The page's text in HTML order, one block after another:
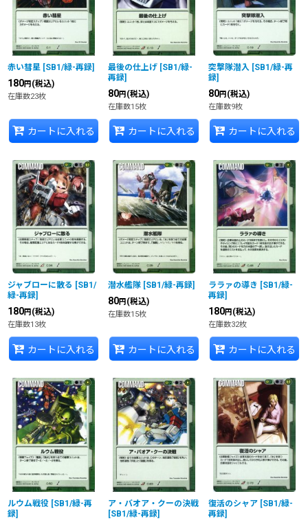
赤い彗星 [SB1/緑-再録]
180円 (税込)
在庫数23枚
カートに入れる
最後の仕上げ [SB1/緑-
再録]
80円 (税込)
在庫数15枚
カートに入れる
突撃隊潜入 [SB1/緑-再
録]
80円 (税込)
在庫数9枚
カートに入れる
ジャブローに散る [SB1/
緑-再録]
180円 (税込)
在庫数13枚
カートに入れる
潜水艦隊 [SB1/緑-再録]
80円 (税込)
在庫数15枚
カートに入れる
ララァの導き [SB1/緑-
再録]
180円 (税込)
在庫数32枚
カートに入れる
ルウム戦役 [SB1/緑-再
録]
ア・バオア・クーの決戦
[SB1/緑-再録]
復活のシャア [SB1/緑-
再録]